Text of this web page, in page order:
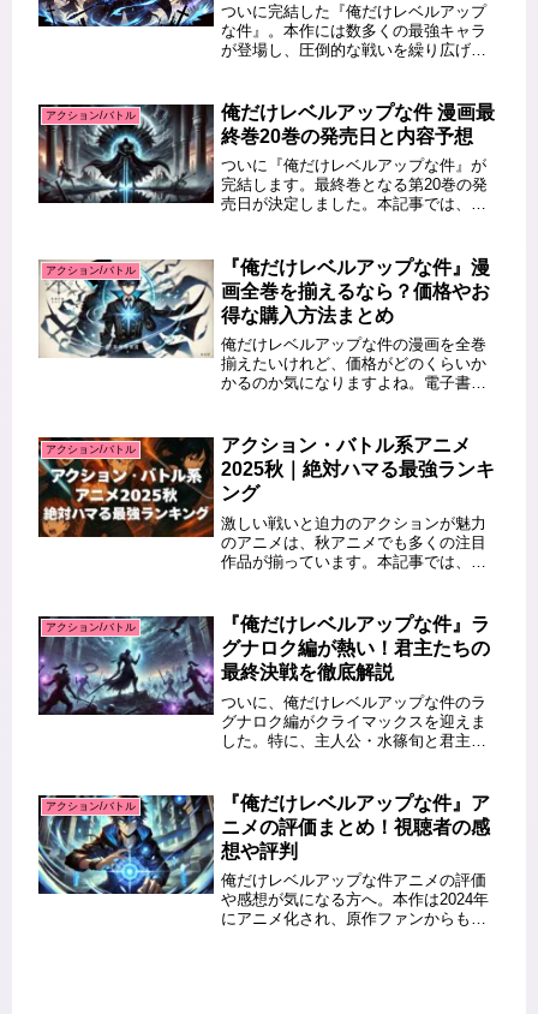
ついに完結した『俺だけレベルアップ
な件』。本作には数多くの最強キャラ
が登場し、圧倒的な戦いを繰り広げま
解説します！この記事を読むとわかる
こと 『俺だけレベルアップな件』の
最...
アクション/バトル
俺だけレベルアップな件 漫画最
終巻20巻の発売日と内容予想
ついに『俺だけレベルアップな件』が
完結します。最終巻となる第20巻の発
売日が決定しました。本記事では、そ
レベルアップな件』20巻の発売日 最終
巻に収録されるストーリーの...
アクション/バトル
『俺だけレベルアップな件』漫
画全巻を揃えるなら？価格やお
得な購入方法まとめ
俺だけレベルアップな件の漫画を全巻
揃えたいけれど、価格がどのくらいか
かるのか気になりますよね。電子書籍
ることもあります。この記事では、全
巻の価格やお得な購入方法を詳しく解
説...
アクション/バトル
アクション・バトル系アニメ
2025秋｜絶対ハマる最強ランキ
ング
激しい戦いと迫力のアクションが魅力
のアニメは、秋アニメでも多くの注目
作品が揃っています。本記事では、
の作品をピックアップ。燃える展開と
作画の迫力が光る、見逃せないアニ
メ...
アクション/バトル
『俺だけレベルアップな件』ラ
グナロク編が熱い！君主たちの
最終決戦を徹底解説
ついに、俺だけレベルアップな件のラ
グナロク編がクライマックスを迎えま
した。特に、主人公・水篠旬と君主た
はラグナロク編のストーリーや最終決
戦の見どころを簡潔に解説します。
こ...
アクション/バトル
『俺だけレベルアップな件』ア
ニメの評価まとめ！視聴者の感
想や評判
俺だけレベルアップな件アニメの評価
や感想が気になる方へ。本作は2024年
にアニメ化され、原作ファンからも大